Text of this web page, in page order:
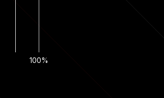
100%